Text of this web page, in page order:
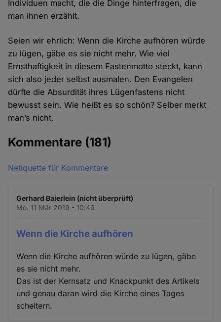
Individuen macht, die die Dinge hinterfragen, die
man ihnen erzählt.
Seien wir ehrlich: Wenn die Kirche aufhören würde
zu lügen, gäbe es sie nicht mehr. Wie viel
Ernsthaftigkeit in diesem Fastenmotto steckt, kann
sich also jeder selbst ausmalen. Den Evangelen
dürfte die Absurdität ihres Lügenfastens nicht
bewusst sein. Wie heißt es so schön? Selber merkt
man’s nicht.
Kommentare (181)
Netiquette für Kommentare
Gerhard Baierlein (nicht überprüft)
Mo. 11 Mär 2019 - 10:49
Wenn die Kirche aufhören
Wenn die Kirche aufhören würde zu lügen, gäbe
es sie nicht mehr.
Das ist der Kernsatz und Knackpunkt des Artikels
und genau daran wird die Kirche eines Tages
scheitern.